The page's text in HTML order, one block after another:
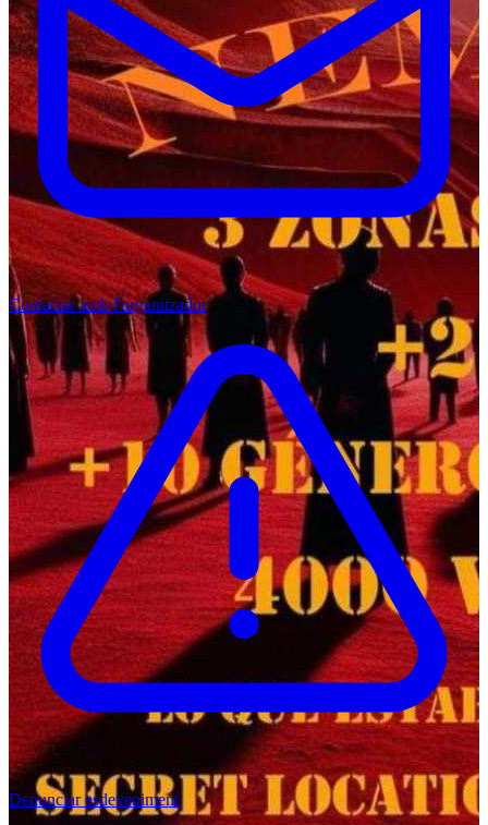
Contactar amb l'organitzador
Denunciar esdeveniment